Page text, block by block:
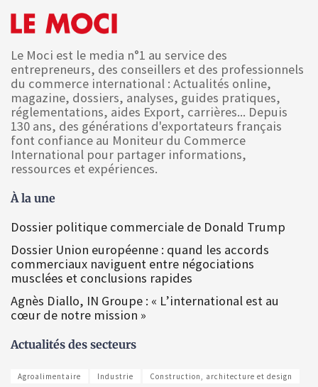
Le Moci est le media n°1 au service des
entrepreneurs, des conseillers et des professionnels
du commerce international : Actualités online,
magazine, dossiers, analyses, guides pratiques,
réglementations, aides Export, carrières... Depuis
130 ans, des générations d'exportateurs français
font confiance au Moniteur du Commerce
International pour partager informations,
ressources et expériences.
À la une
Dossier politique commerciale de Donald Trump
Dossier Union européenne : quand les accords
commerciaux naviguent entre négociations
musclées et conclusions rapides
Agnès Diallo, IN Groupe : « L’international est au
cœur de notre mission »
Actualités des secteurs
Agroalimentaire Industrie Construction, architecture et design